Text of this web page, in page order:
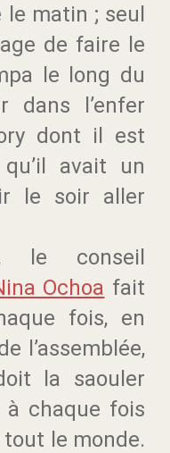
matin ; seul
de faire le
le long du
dans l’enfer
dont il est
avait un
le soir aller
le conseil
Ochoa fait
fois, en
l’assemblée,
la saouler
à chaque fois
le monde.